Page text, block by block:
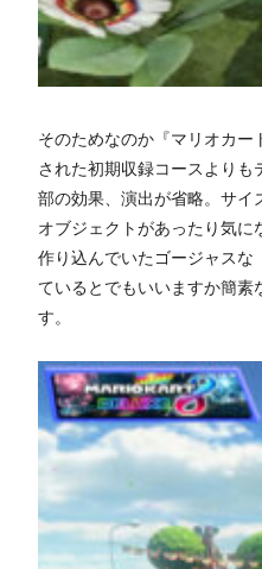
そのためなのか『マリオカ
された初期収録コースより
部の効果、演出が省略。サ
オブジェクトがあったり気に
作り込んでいたゴージャスな
ているとでもいいますか簡素
す。